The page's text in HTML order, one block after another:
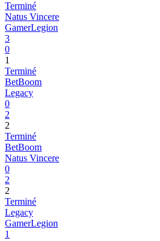
Terminé
Natus Vincere
GamerLegion
3
0
1
Terminé
BetBoom
Legacy
0
2
2
Terminé
BetBoom
Natus Vincere
0
2
2
Terminé
Legacy
GamerLegion
1